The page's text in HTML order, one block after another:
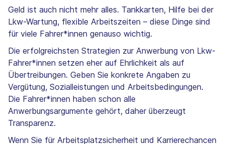
Geld ist auch nicht mehr alles. Tankkarten, Hilfe bei der
Lkw-Wartung, flexible Arbeitszeiten – diese Dinge sind
für viele Fahrer*innen genauso wichtig.
Die erfolgreichsten Strategien zur Anwerbung von Lkw-
Fahrer*innen setzen eher auf Ehrlichkeit als auf
Übertreibungen. Geben Sie konkrete Angaben zu
Vergütung, Sozialleistungen und Arbeitsbedingungen.
Die Fahrer*innen haben schon alle
Anwerbungsargumente gehört, daher überzeugt
Transparenz.
Wenn Sie für Arbeitsplatzsicherheit und Karrierechancen